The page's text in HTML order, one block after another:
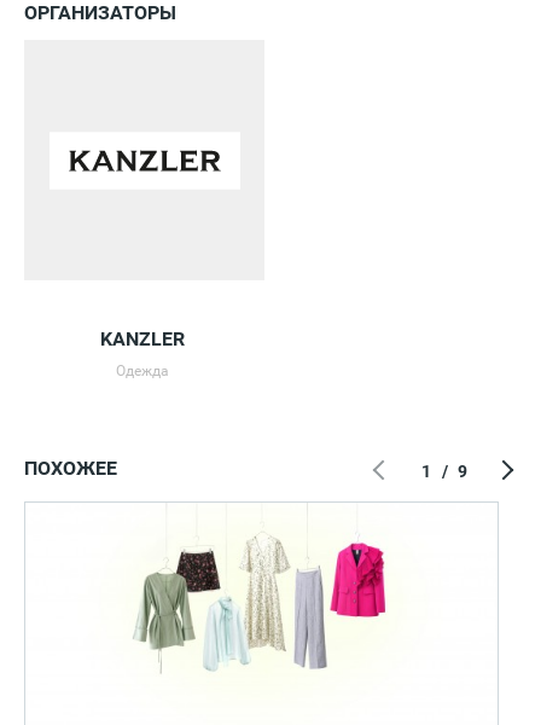
ОРГАНИЗАТОРЫ
KANZLER
Одежда
ПОХОЖЕЕ 1 / 9